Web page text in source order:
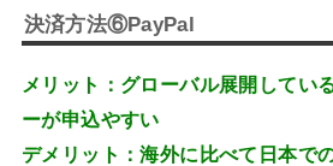
決済方法⑥PayPal
メリット：グローバル展開してい
ーが申込やすい
デメリット：海外に比べて日本で